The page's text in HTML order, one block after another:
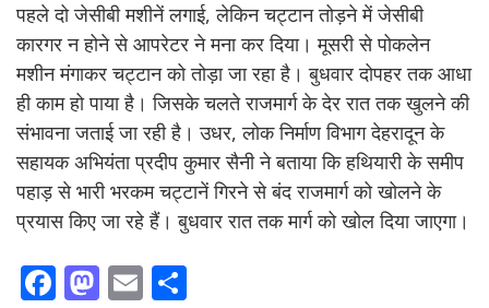
पहले दो जेसीबी मशीनें लगाई, लेकिन चट्टान तोड़ने में जेसीबी
कारगर न होने से आपरेटर ने मना कर दिया। मूसरी से पोकलेन
मशीन मंगाकर चट्टान को तोड़ा जा रहा है। बुधवार दोपहर तक आधा
ही काम हो पाया है। जिसके चलते राजमार्ग के देर रात तक खुलने की
संभावना जताई जा रही है। उधर, लोक निर्माण विभाग देहरादून के
सहायक अभियंता प्रदीप कुमार सैनी ने बताया कि हथियारी के समीप
पहाड़ से भारी भरकम चट्टानें गिरने से बंद राजमार्ग को खोलने के
प्रयास किए जा रहे हैं। बुधवार रात तक मार्ग को खोल दिया जाएगा।
F M E